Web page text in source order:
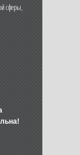
сферы,